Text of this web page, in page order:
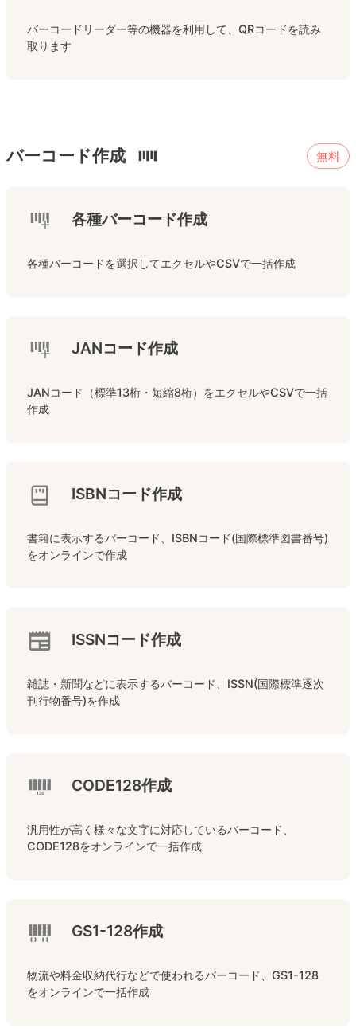
バーコードリーダー等の機器を利用して、QRコードを読み
取ります
バーコード作成 無料
各種バーコード作成
各種バーコードを選択してエクセルやCSVで一括作成
JANコード作成
JANコード（標準13桁・短縮8桁）をエクセルやCSVで一括
作成
ISBNコード作成
書籍に表示するバーコード、ISBNコード(国際標準図書番号)
をオンラインで作成
ISSNコード作成
雑誌・新聞などに表示するバーコード、ISSN(国際標準逐次
刊行物番号)を作成
CODE128作成
汎用性が高く様々な文字に対応しているバーコード、
CODE128をオンラインで一括作成
GS1-128作成
物流や料金収納代行などで使われるバーコード、GS1-128
をオンラインで一括作成